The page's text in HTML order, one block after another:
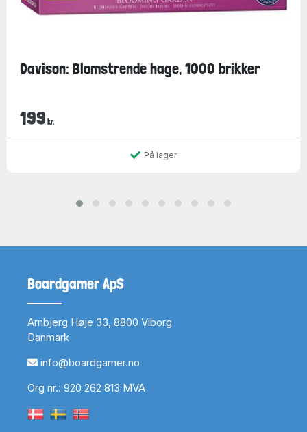
Davison: Blomstrende hage, 1000 brikker
199 kr.
På lager
Boardgamer ApS
Arnbjerg Høje 33, 8800 Viborg
Danmark
info@boardgamer.no
Org nr.: 920 262 813 MVA